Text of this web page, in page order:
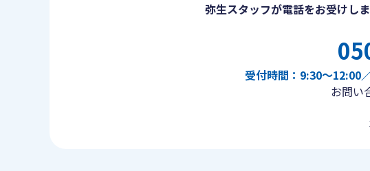
弥生スタッフが電話をお受けし
受付時間：9:30〜12:00
お問い